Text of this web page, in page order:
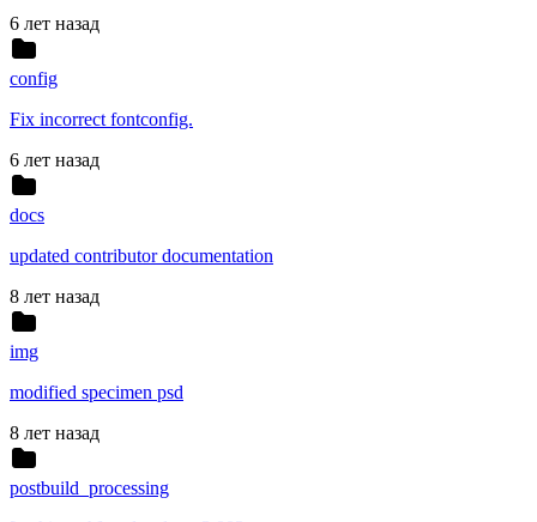
6 лет назад
config
Fix incorrect fontconfig.
6 лет назад
docs
updated contributor documentation
8 лет назад
img
modified specimen psd
8 лет назад
postbuild_processing